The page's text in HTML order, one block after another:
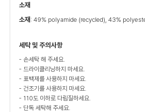
소재
소재: 49% polyamide (recycled), 43%
세탁 및 주의사항
- 손세탁 해 주세요.
- 드라이클리닝하지 마세요.
- 표백제를 사용하지 마세요.
- 건조기를 사용하지 마세요.
- 110도 이하로 다림질하세요.
- 단독 세탁해 주세요.